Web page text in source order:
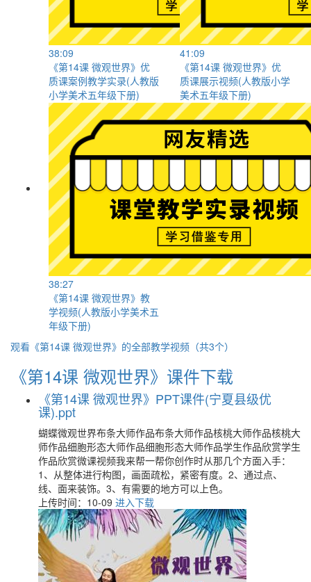
38:09
《第14课 微观世界》优
质课案例教学实录(人教版
小学美术五年级下册)
41:09
《第14课 微观世界》优
质课展示视频(人教版小学
美术五年级下册)
38:27
《第14课 微观世界》教
学视频(人教版小学美术五
年级下册)
观看《第14课 微观世界》的全部教学视频（共3个）
《第14课 微观世界》课件下载
《第14课 微观世界》PPT课件(宁夏县级优
课).ppt
蝴蝶微观世界布条大师作品布条大师作品核桃大师作品核桃大
师作品细胞形态大师作品细胞形态大师作品学生作品欣赏学生
作品欣赏微课视频我来帮一帮你创作时从那几个方面入手：
1、从整体进行构图，画面疏松，紧密有度。2、通过点、
线、面来装饰。3、有需要的地方可以上色。
上传时间：10-09 进入下载